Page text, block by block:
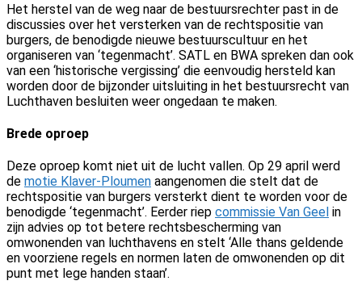
Het herstel van de weg naar de bestuursrechter past in de
discussies over het versterken van de rechtspositie van
burgers, de benodigde nieuwe bestuurscultuur en het
organiseren van ‘tegenmacht’. SATL en BWA spreken dan ook
van een ‘historische vergissing’ die eenvoudig hersteld kan
worden door de bijzonder uitsluiting in het bestuursrecht van
Luchthaven besluiten weer ongedaan te maken.
Brede oproep
Deze oproep komt niet uit de lucht vallen. Op 29 april werd
de motie Klaver-Ploumen aangenomen die stelt dat de
rechtspositie van burgers versterkt dient te worden voor de
benodigde ‘tegenmacht’. Eerder riep commissie Van Geel in
zijn advies op tot betere rechtsbescherming van
omwonenden van luchthavens en stelt ‘Alle thans geldende
en voorziene regels en normen laten de omwonenden op dit
punt met lege handen staan’.